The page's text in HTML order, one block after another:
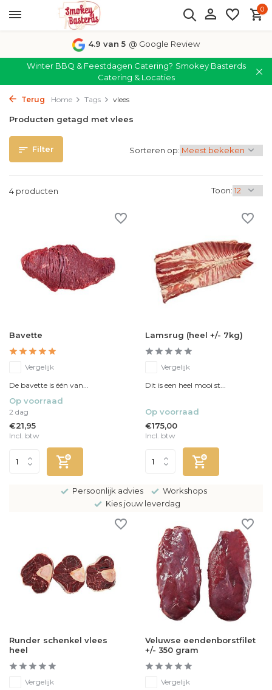
0
4.9 van 5 @ Google Review
Winter BBQ & Feestdagen Catering? Smokey Basterds
Catering & Locaties
Terug Home Tags vlees
Producten getagd met vlees
Filter
4 producten Toon:
Sorteren op:
Bavette
Vergelijk
De bavette is één van...
Op voorraad
2 dag
€21,95
Incl. btw
Lamsrug (heel +/- 7kg)
Vergelijk
Dit is een heel mooi st...
Op voorraad
€175,00
Incl. btw
Persoonlijk advies
Workshops
Kies jouw leverdag
Runder schenkel vlees
heel
Vergelijk
Veluwse eendenborstfilet
+/- 350 gram
Vergelijk